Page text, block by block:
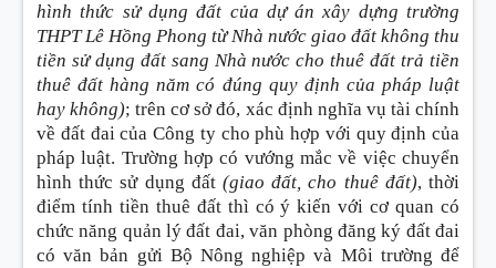
hình thức sử dụng đất của dự án xây dựng trường
THPT Lê Hồng Phong từ Nhà nước giao đất không thu
tiền sử dụng đất sang Nhà nước cho thuê đất trả tiền
thuê đất hàng năm có đúng quy định của pháp luật
hay không); trên cơ sở đó, xác định nghĩa vụ tài chính
về đất đai của Công ty cho phù hợp với quy định của
pháp luật. Trường hợp có vướng mắc về việc chuyển
hình thức sử dụng đất (giao đất, cho thuê đất), thời
điểm tính tiền thuê đất thì có ý kiến với cơ quan có
chức năng quản lý đất đai, văn phòng đăng ký đất đai
có văn bản gửi Bộ Nông nghiệp và Môi trường để